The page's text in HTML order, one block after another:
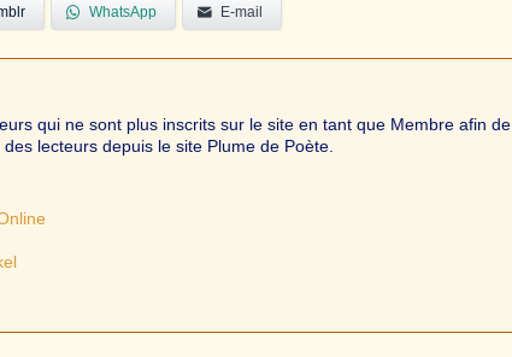
WhatsApp E-mail
qui ne sont plus inscrits sur le site en tant que Membre afin de
lecteurs depuis le site Plume de Poète.